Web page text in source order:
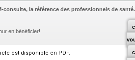
consulte, la référence des professionnels de santé.
en bénéficier!
est disponible en PDF.